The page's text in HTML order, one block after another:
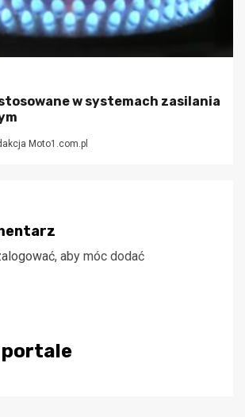
w systemach zasilania
Moto1.com.pl
, aby móc dodać
portale